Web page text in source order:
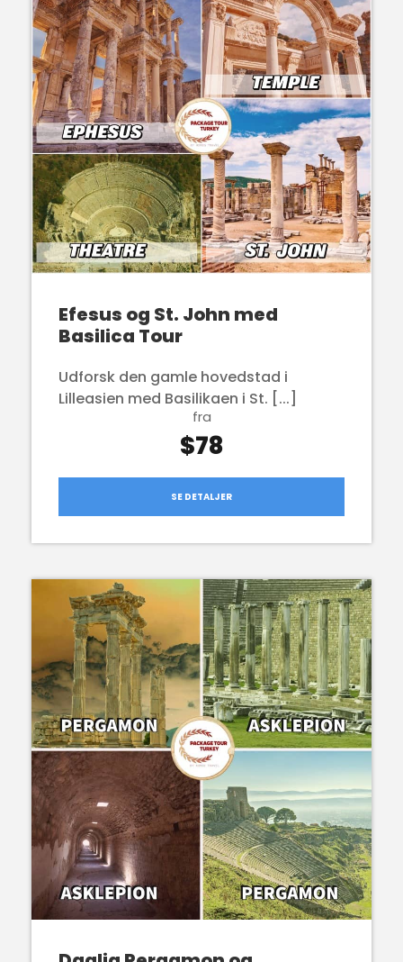
Efesus og St. John med
Basilica Tour
Udforsk den gamle hovedstad i
Lilleasien med Basilikaen i St. [...]
fra
$78
SE DETALJER